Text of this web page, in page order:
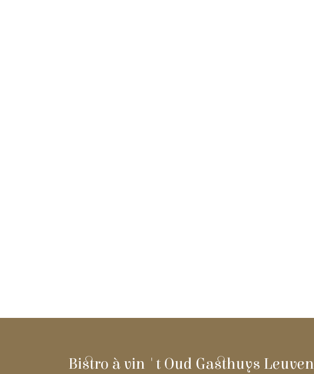
Bistro à vin 't Oud Gasthuys Leuven